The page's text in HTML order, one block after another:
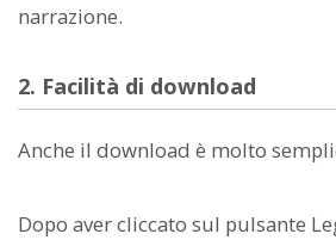
narrazione.
2. Facilità di download
Anche il download è molto
Dopo aver cliccato sul pulsante